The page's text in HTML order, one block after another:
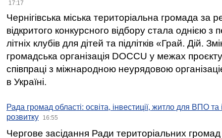
17:17
Чернігівська міська територіальна громада за
відкритого конкурсного відбору стала однією
літніх клубів для дітей та підлітків «Грай. Дій.
громадська організація DOCCU у межах
співпраці з міжнародною неурядовою
в Україні.
Рада громад області: освіта, інвестиції, житло для ВПО
розвитку
16:55
Чергове засідання Ради територіальних громад